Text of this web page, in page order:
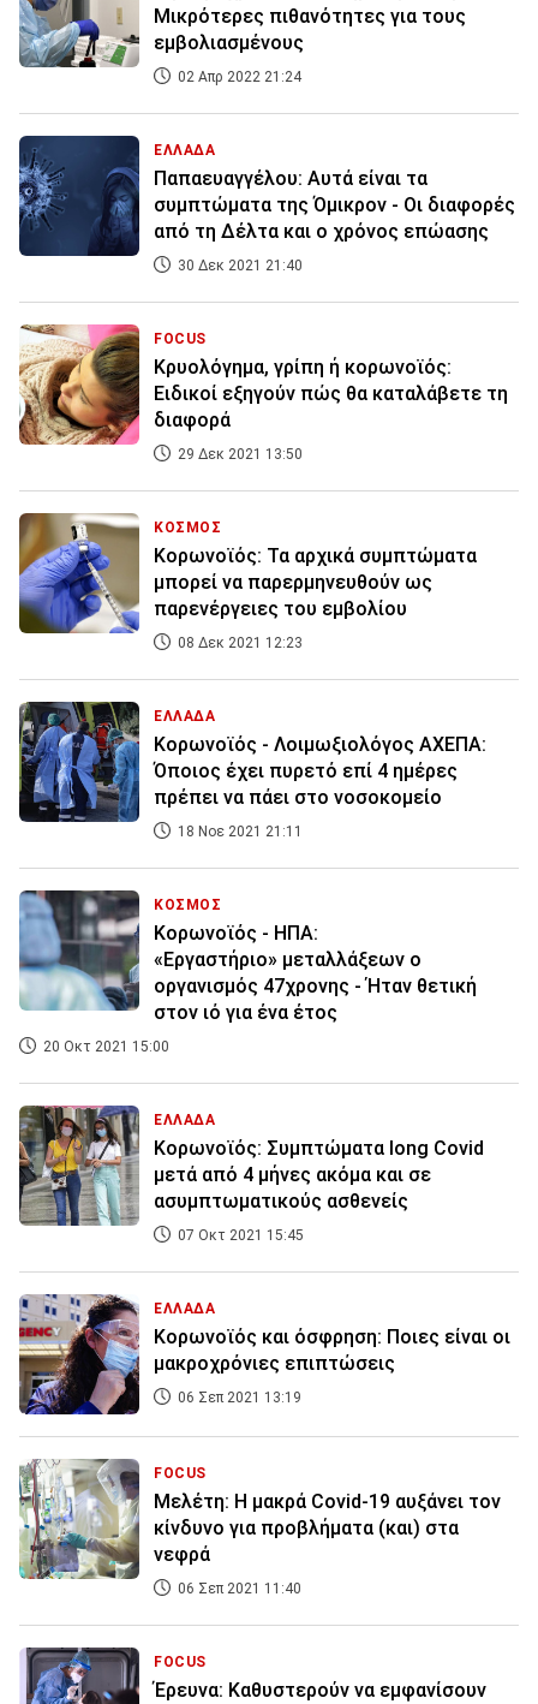
Mικρότερες πιθανότητες για τους
εμβολιασμένους
02 Απρ 2022 21:24
ΕΛΛΑΔΑ
Παπαευαγγέλου: Αυτά είναι τα
συμπτώματα της Όμικρον - Οι διαφορές
από τη Δέλτα και ο χρόνος επώασης
30 Δεκ 2021 21:40
FOCUS
Κρυολόγημα, γρίπη ή κορωνοϊός:
Ειδικοί εξηγούν πώς θα καταλάβετε τη
διαφορά
29 Δεκ 2021 13:50
ΚΟΣΜΟΣ
Κορωνοϊός: Τα αρχικά συμπτώματα
μπορεί να παρερμηνευθούν ως
παρενέργειες του εμβολίου
08 Δεκ 2021 12:23
ΕΛΛΑΔΑ
Κορωνοϊός - Λοιμωξιολόγος ΑΧΕΠΑ:
Όποιος έχει πυρετό επί 4 ημέρες
πρέπει να πάει στο νοσοκομείο
18 Νοε 2021 21:11
ΚΟΣΜΟΣ
Κορωνοϊός - ΗΠΑ:
«Εργαστήριο» μεταλλάξεων ο
οργανισμός 47χρονης - Ήταν θετική
στον ιό για ένα έτος
20 Οκτ 2021 15:00
ΕΛΛΑΔΑ
Κορωνοϊός: Συμπτώματα long Covid
μετά από 4 μήνες ακόμα και σε
ασυμπτωματικούς ασθενείς
07 Οκτ 2021 15:45
ΕΛΛΑΔΑ
Κορωνοϊός και όσφρηση: Ποιες είναι οι
μακροχρόνιες επιπτώσεις
06 Σεπ 2021 13:19
FOCUS
Μελέτη: Η μακρά Covid-19 αυξάνει τον
κίνδυνο για προβλήματα (και) στα
νεφρά
06 Σεπ 2021 11:40
FOCUS
Έρευνα: Καθυστερούν να εμφανίσουν